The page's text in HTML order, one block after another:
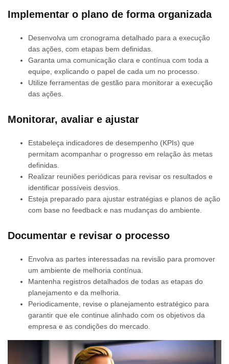
Implementar o plano de forma organizada
Desenvolva um cronograma detalhado para a execução
das ações, com etapas bem definidas.
Garanta uma comunicação clara e contínua com toda a
equipe, explicando o papel de cada um no processo.
Utilize ferramentas de gestão para monitorar a execução
das ações.
Monitorar, avaliar e ajustar
Estabeleça indicadores de desempenho (KPIs) que
permitam acompanhar o progresso em relação às metas
definidas.
Realizar reuniões periódicas para revisar os resultados e
identificar possíveis desvios.
Esteja preparado para ajustar estratégias e planos de ação
com base no feedback e nas mudanças do ambiente.
Documentar e revisar o processo
Envolva as partes interessadas na revisão para promover
um ambiente de melhoria contínua.
Mantenha registros detalhados de todas as etapas do
planejamento e da melhoria.
Periodicamente, revise o planejamento estratégico para
garantir que ele continue alinhado com os objetivos da
empresa e as condições do mercado.